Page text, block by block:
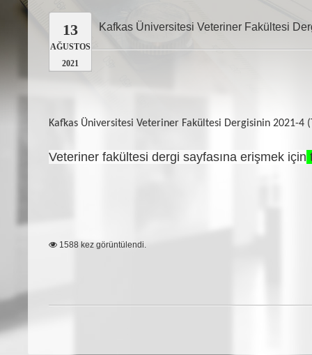
13
AĞUSTOS
2021
Kafkas Üniversitesi Veteriner Fakültesi
Kafkas Üniversitesi Veteriner Fakültesi Dergisinin 2021-4
Veteriner fakültesi dergi sayfasına erişmek için
1588 kez görüntülendi.